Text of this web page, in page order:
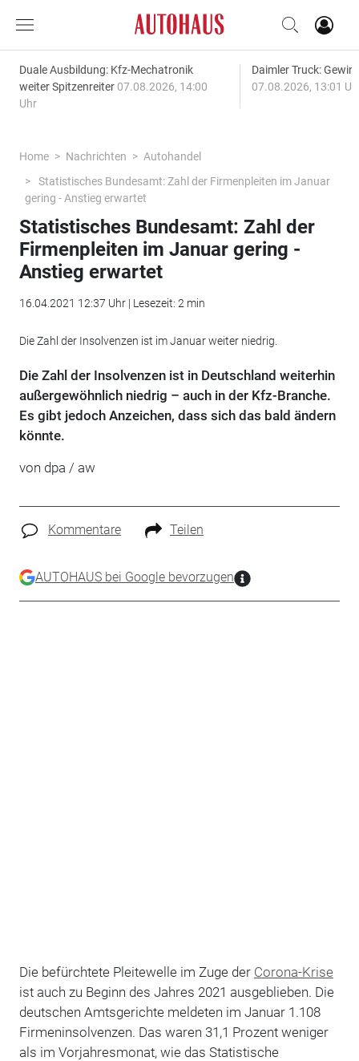
Duale Ausbildung: Kfz-Mechatronik
weiter Spitzenreiter 07.08.2026, 14:00
Uhr
Daimler Truck:
07.08.2026, 13:01
Home Nachrichten
Autohandel
Statistisches Bundesamt: Zahl der Firmenpleiten im Januar
gering - Anstieg erwartet
Statistisches Bundesamt: Zahl der
Firmenpleiten im Januar gering -
Anstieg erwartet
16.04.2021 12:37 Uhr | Lesezeit: 2 min
Die Zahl der Insolvenzen ist im Januar weiter niedrig.
Die Zahl der Insolvenzen ist in Deutschland weiterhin
außergewöhnlich niedrig – auch in der Kfz-Branche.
Es gibt jedoch Anzeichen, dass sich das bald ändern
könnte.
von dpa / aw
Kommentare Teilen
AUTOHAUS bei Google bevorzugen
Die befürchtete Pleitewelle im Zuge der Corona-Krise
ist auch zu Beginn des Jahres 2021 ausgeblieben. Die
deutschen Amtsgerichte meldeten im Januar 1.108
Firmeninsolvenzen. Das waren 31,1 Prozent weniger
als im Vorjahresmonat, wie das Statistische